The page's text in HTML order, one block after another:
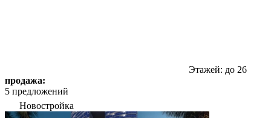
Этажей: до 26
продажа:
5 предложений
Новостройка